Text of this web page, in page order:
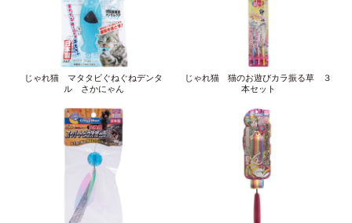
じゃれ猫 マタタビぐねぐねデンタ
ル さかにゃん
じゃれ猫 猫のお遊びカラ振る草 ３
本セット